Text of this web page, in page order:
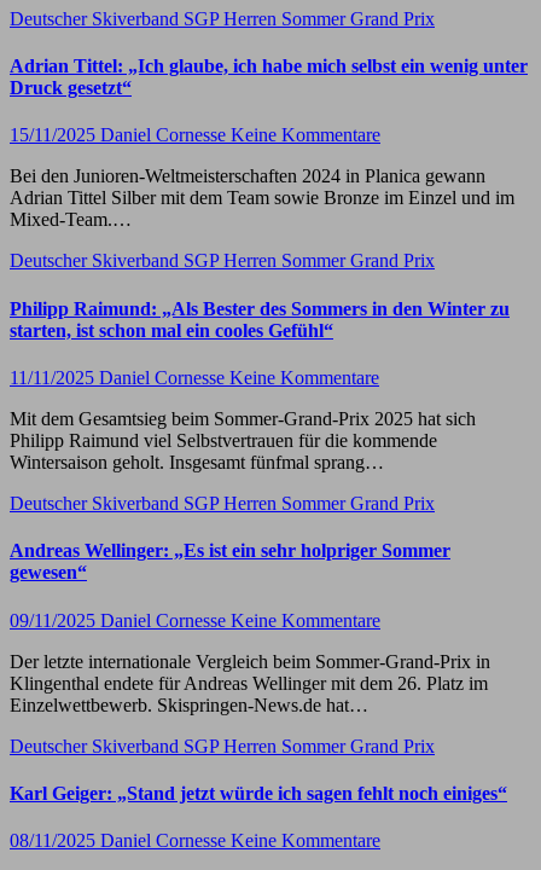
Deutscher Skiverband SGP Herren Sommer Grand Prix
Adrian Tittel: „Ich glaube, ich habe mich selbst ein wenig unter
Druck gesetzt“
15/11/2025 Daniel Cornesse Keine Kommentare
Bei den Junioren-Weltmeisterschaften 2024 in Planica gewann
Adrian Tittel Silber mit dem Team sowie Bronze im Einzel und im
Mixed-Team.…
Deutscher Skiverband SGP Herren Sommer Grand Prix
Philipp Raimund: „Als Bester des Sommers in den Winter zu
starten, ist schon mal ein cooles Gefühl“
11/11/2025 Daniel Cornesse Keine Kommentare
Mit dem Gesamtsieg beim Sommer-Grand-Prix 2025 hat sich
Philipp Raimund viel Selbstvertrauen für die kommende
Wintersaison geholt. Insgesamt fünfmal sprang…
Deutscher Skiverband SGP Herren Sommer Grand Prix
Andreas Wellinger: „Es ist ein sehr holpriger Sommer
gewesen“
09/11/2025 Daniel Cornesse Keine Kommentare
Der letzte internationale Vergleich beim Sommer-Grand-Prix in
Klingenthal endete für Andreas Wellinger mit dem 26. Platz im
Einzelwettbewerb. Skispringen-News.de hat…
Deutscher Skiverband SGP Herren Sommer Grand Prix
Karl Geiger: „Stand jetzt würde ich sagen fehlt noch einiges“
08/11/2025 Daniel Cornesse Keine Kommentare